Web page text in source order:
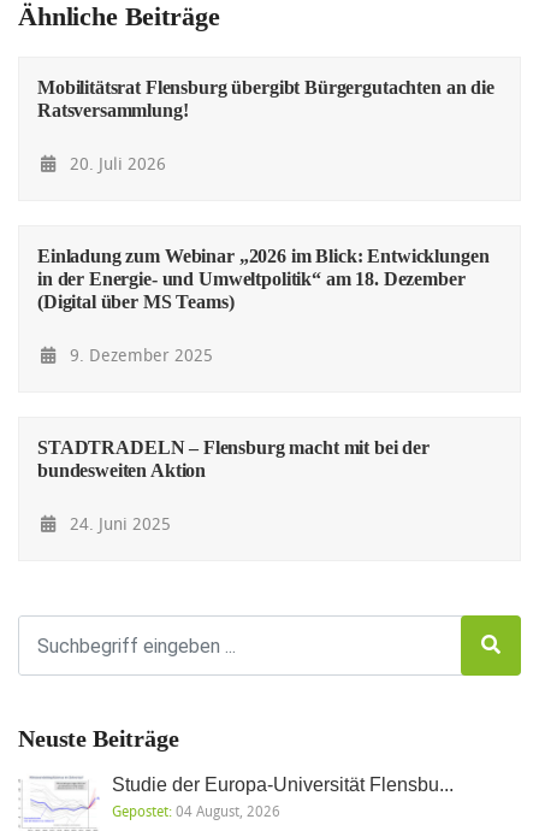
Ähnliche Beiträge
Mobilitätsrat Flensburg übergibt Bürgergutachten an die
Ratsversammlung!
20. Juli 2026
Einladung zum Webinar „2026 im Blick: Entwicklungen
in der Energie- und Umweltpolitik“ am 18. Dezember
(Digital über MS Teams)
9. Dezember 2025
STADTRADELN – Flensburg macht mit bei der
bundesweiten Aktion
24. Juni 2025
Neuste Beiträge
Studie der Europa-Universität Flensbu...
Gepostet:04 August, 2026